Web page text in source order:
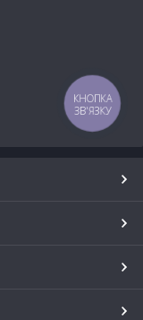
КНОПКА
ЗВ'ЯЗКУ